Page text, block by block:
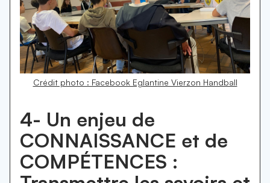
Crédit photo : Facebook Eglantine Vierzon Handball
4- Un enjeu de
CONNAISSANCE et de
COMPÉTENCES :